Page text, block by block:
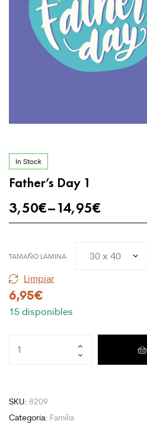
In Stock
Father’s Day 1
3,50€–14,95€
TAMAÑO LÁMINA
Limpiar
6,95€
15 disponibles
Day
SKU: 8209
Categoría: Família